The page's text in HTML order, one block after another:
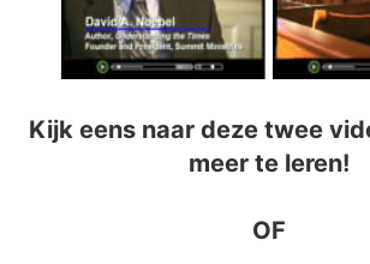
Kijk eens naar deze twee
meer te leren!
OF